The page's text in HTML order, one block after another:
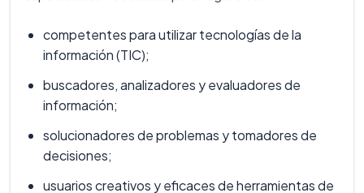
competentes para utilizar tecnologías de la
información (TIC);
buscadores, analizadores y evaluadores de
información;
solucionadores de problemas y tomadores de
decisiones;
usuarios creativos y eficaces de herramientas de